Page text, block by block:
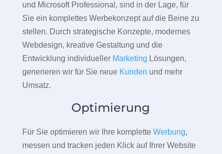
und Microsoft Professional, sind in der Lage, für
Sie ein komplettes Werbekonzept auf die Beine zu
stellen. Durch strategische Konzepte, modernes
Webdesign, kreative Gestaltung und die
Entwicklung individueller Marketing Lösungen,
generieren wir für Sie neue Kunden und mehr
Umsatz.
Optimierung
Für Sie optimieren wir Ihre komplette Werbung,
messen und tracken jeden Klick auf Ihrer Website